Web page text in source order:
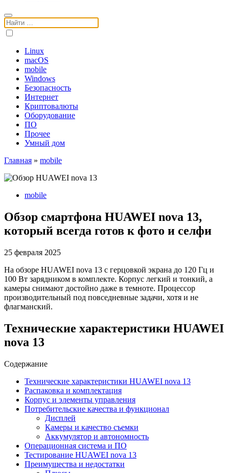
Поиск:
Linux
macOS
mobile
Windows
Безопасность
Интернет
Криптовалюты
Оборудование
ПО
Прочее
Умный дом
Главная » mobile
mobile
Обзор смартфона HUAWEI nova 13,
который всегда готов к фото и селфи
25 февраля 2025
На обзоре HUAWEI nova 13 с герцовкой экрана до 120 Гц и
100 Вт зарядником в комплекте. Корпус легкий и тонкий, а
камеры снимают достойно даже в темноте. Процессор
производительный под повседневные задачи, хотя и не
флагманский.
Технические характеристики HUAWEI
nova 13
Содержание
Технические характеристики HUAWEI nova 13
Распаковка и комплектация
Корпус и элементы управления
Потребительские качества и функционал
Дисплей
Камеры и качество съемки
Аккумулятор и автономность
Операционная система и ПО
Тестирование HUAWEI nova 13
Преимущества и недостатки